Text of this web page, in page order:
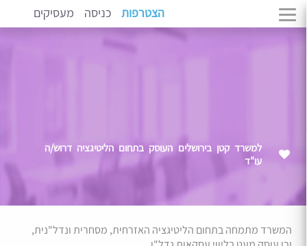
הצטרפות כניסה מעסיקים
למשרד קטן בירושלים העוסק בתחום הליטיגציה דרוש/ה
עו"ד
המשרד מתמחה בתחום הליטיגציה האזרחית, מסחרית ונדל"נית,